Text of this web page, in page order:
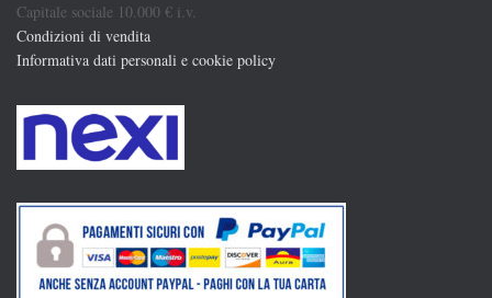
Capitale sociale 10.000 € i.v.
Condizioni di vendita
Informativa dati personali e cookie policy